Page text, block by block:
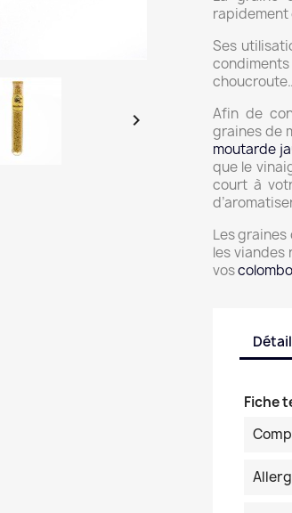

rapidement
Ses
Afin de
graines de
moutarde
que le
court à
Les
les viandes
vos
Fiche